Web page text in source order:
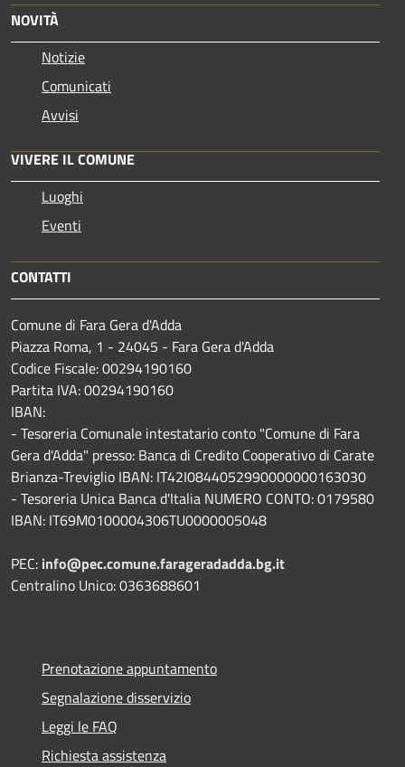
NOVITÀ
Notizie
Comunicati
Avvisi
VIVERE IL COMUNE
Luoghi
Eventi
CONTATTI
Comune di Fara Gera d'Adda
Piazza Roma, 1 - 24045 - Fara Gera d'Adda
Codice Fiscale: 00294190160
Partita IVA: 00294190160
IBAN:
- Tesoreria Comunale intestatario conto "Comune di Fara
Gera d'Adda" presso: Banca di Credito Cooperativo di Carate
Brianza-Treviglio IBAN: IT42I0844052990000000163030
- Tesoreria Unica Banca d'Italia NUMERO CONTO: 0179580
IBAN: IT69M0100004306TU0000005048
PEC: info@pec.comune.farageradadda.bg.it
Centralino Unico: 0363688601
Prenotazione appuntamento
Segnalazione disservizio
Leggi le FAQ
Richiesta assistenza